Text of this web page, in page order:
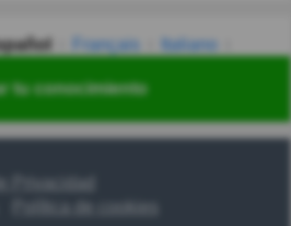
tu conocimiento
Français
Italiano
हिन्दी 한국어 汉语